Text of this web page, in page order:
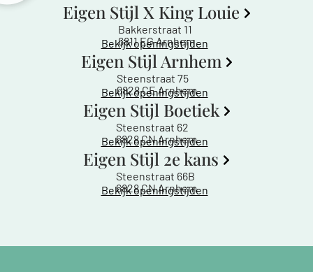
Eigen Stijl X King Louie
Bakkerstraat 11
6811 EG Arnhem
Bekijk openingstijden
Eigen Stijl Arnhem
Steenstraat 75
6828 CE Arnhem
Bekijk openingstijden
Eigen Stijl Boetiek
Steenstraat 62
6828 CN Arnhem
Bekijk openingstijden
Eigen Stijl 2e kans
Steenstraat 66B
6828 CN Arnhem
Bekijk openingstijden